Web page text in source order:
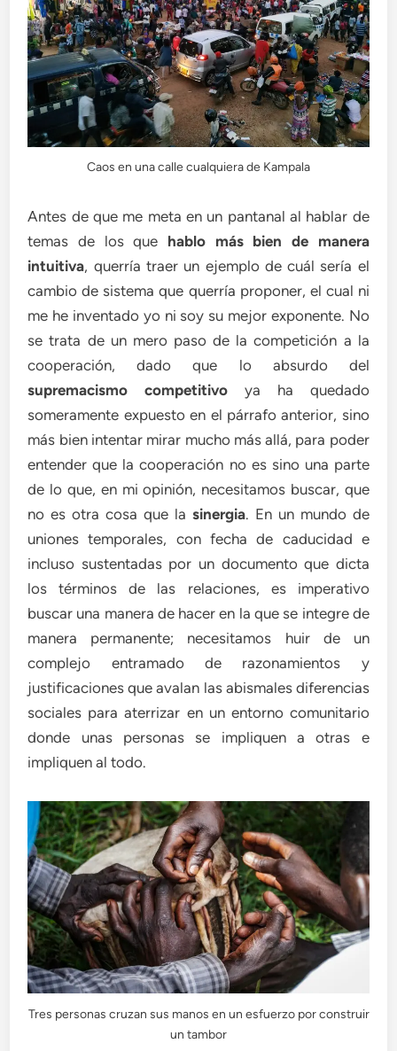
Caos en una calle cualquiera de Kampala
Antes de que me meta en un pantanal al hablar de
temas de los que hablo más bien de manera
intuitiva, querría traer un ejemplo de cuál sería el
cambio de sistema que querría proponer, el cual ni
me he inventado yo ni soy su mejor exponente. No
se trata de un mero paso de la competición a la
cooperación, dado que lo absurdo del
supremacismo competitivo ya ha quedado
someramente expuesto en el párrafo anterior, sino
más bien intentar mirar mucho más allá, para poder
entender que la cooperación no es sino una parte
de lo que, en mi opinión, necesitamos buscar, que
no es otra cosa que la sinergia. En un mundo de
uniones temporales, con fecha de caducidad e
incluso sustentadas por un documento que dicta
los términos de las relaciones, es imperativo
buscar una manera de hacer en la que se integre de
manera permanente; necesitamos huir de un
complejo entramado de razonamientos y
justificaciones que avalan las abismales diferencias
sociales para aterrizar en un entorno comunitario
donde unas personas se impliquen a otras e
impliquen al todo.
Tres personas cruzan sus manos en un esfuerzo por construir
un tambor